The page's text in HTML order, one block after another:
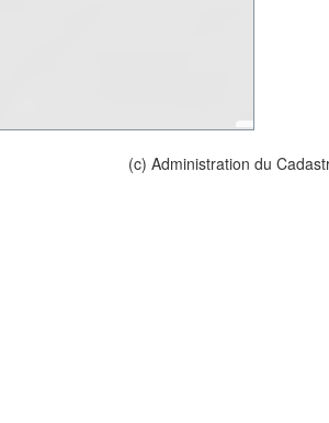
(c) Administration du